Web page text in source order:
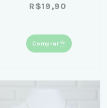
R$19,90
Comprar